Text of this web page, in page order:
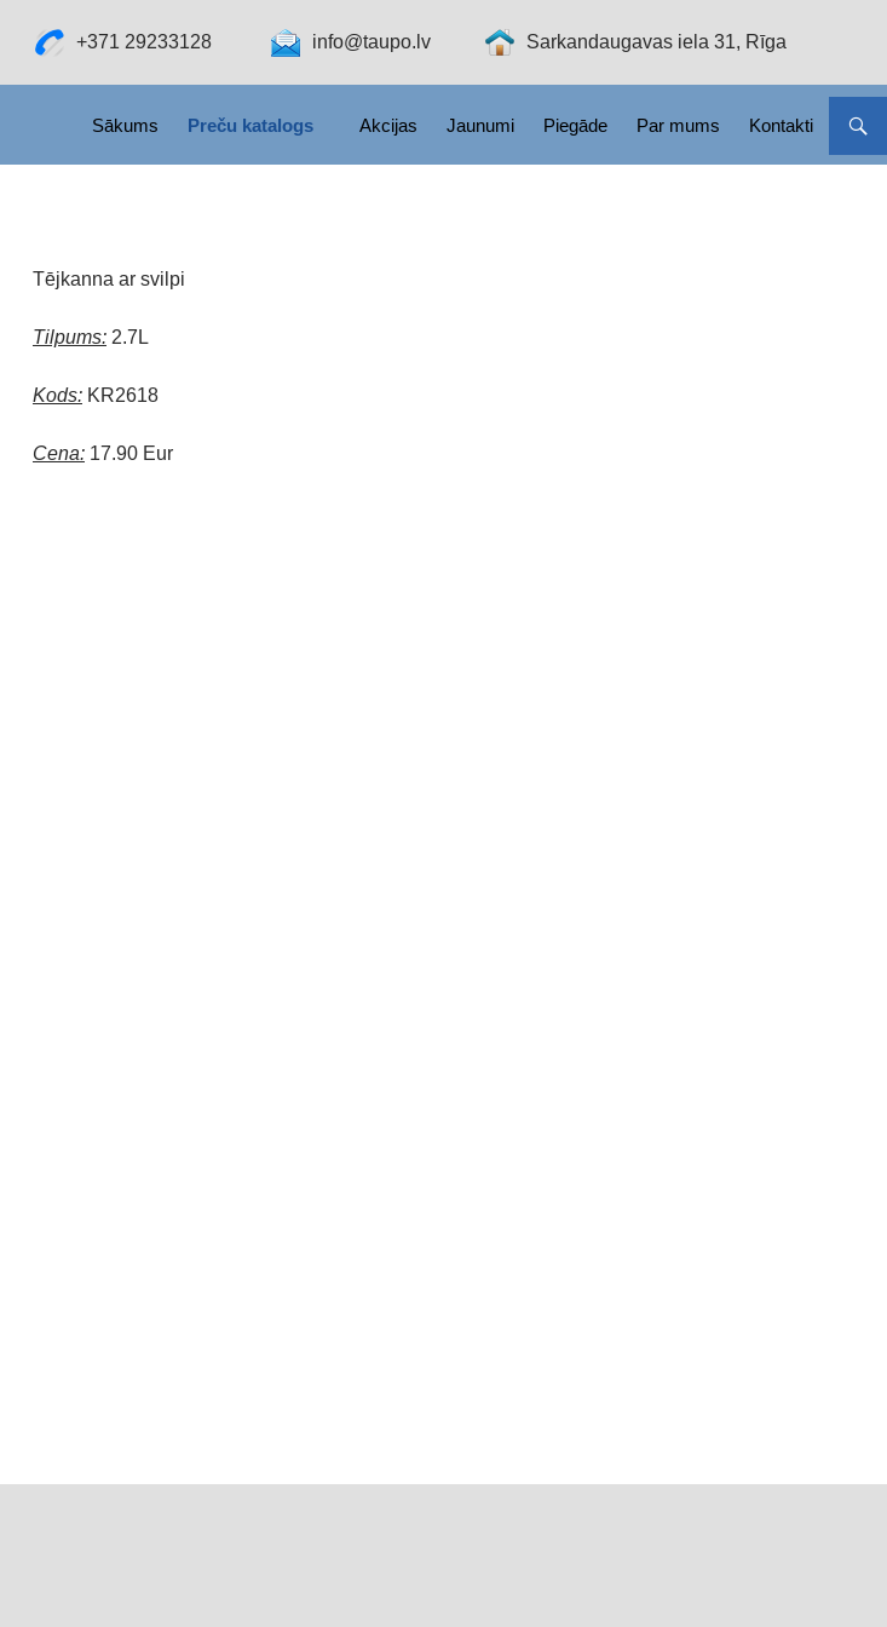
+371 29233128 info@taupo.lv Sarkandaugavas iela 31, Rīga
Sākums Preču katalogs Akcijas Jaunumi Piegāde Par mums Kontakti
Tējkanna ar svilpi
Tilpums: 2.7L
Kods: KR2618
Cena: 17.90 Eur